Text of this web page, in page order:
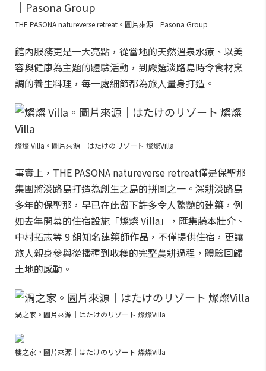
THE PASONA natureverse retreat。圖片來源｜Pasona Group
館內服務更是一大亮點，從當地的天然溫泉水療、以美
容與健康為主題的體驗活動，到嚴選淡路島時令食材烹
調的養生料理，每一處細節都為旅人量身打造。
燦燦 Villa。圖片來源｜はたけのリゾート 燦燦Villa
事實上，THE PASONA natureverse retreat僅是保聖那
集團將淡路島打造為創生之島的拼圖之一。深耕淡路島
多年的保聖那，早已在此留下許多令人驚艷的建築，例
如去年開幕的住宿設施「燦燦 Villa」，匯集藤本壯介、
中村拓志等 9 組知名建築師作品，不僅提供住宿，更讓
旅人親身參與從播種到收穫的完整農耕過程，體驗回歸
土地的感動。
渦之家。圖片來源｜はたけのリゾート 燦燦Villa
樓之家。圖片來源｜はたけのリゾート 燦燦Villa